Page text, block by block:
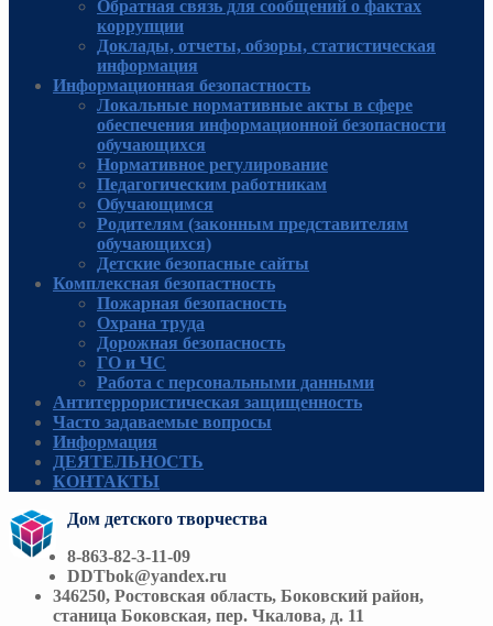
Обратная связь для сообщений о фактах
коррупции
Доклады, отчеты, обзоры, статистическая
информация
Информационная безопастность
Локальные нормативные акты в сфере
обеспечения информационной безопасности
обучающихся
Нормативное регулирование
Педагогическим работникам
Обучающимся
Родителям (законным представителям
обучающихся)
Детские безопасные сайты
Комплексная безопастность
Пожарная безопасность
Охрана труда
Дорожная безопасность
ГО и ЧС
Работа с персональными данными
Антитеррористическая защищенность
Часто задаваемые вопросы
Информация
ДЕЯТЕЛЬНОСТЬ
КОНТАКТЫ
Дом детского творчества
8-863-82-3-11-09
DDTbok@yandex.ru
346250, Ростовская область, Боковский район,
станица Боковская, пер. Чкалова, д. 11